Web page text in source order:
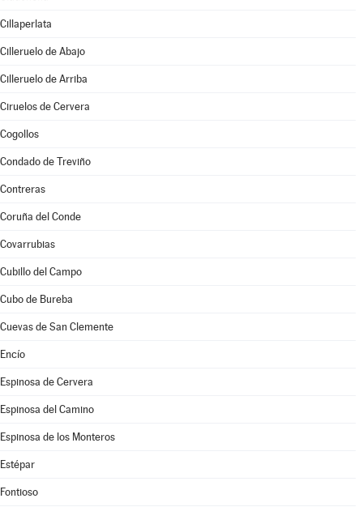
Cillaperlata
Cilleruelo de Abajo
Cilleruelo de Arriba
Ciruelos de Cervera
Cogollos
Condado de Treviño
Contreras
Coruña del Conde
Covarrubias
Cubillo del Campo
Cubo de Bureba
Cuevas de San Clemente
Encío
Espinosa de Cervera
Espinosa del Camino
Espinosa de los Monteros
Estépar
Fontioso